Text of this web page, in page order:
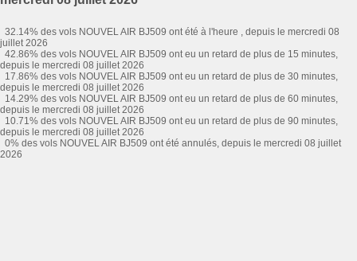
32.14% des vols NOUVEL AIR BJ509 ont été à l'heure , depuis le mercredi 08
juillet 2026
42.86% des vols NOUVEL AIR BJ509 ont eu un retard de plus de 15 minutes,
depuis le mercredi 08 juillet 2026
17.86% des vols NOUVEL AIR BJ509 ont eu un retard de plus de 30 minutes,
depuis le mercredi 08 juillet 2026
14.29% des vols NOUVEL AIR BJ509 ont eu un retard de plus de 60 minutes,
depuis le mercredi 08 juillet 2026
10.71% des vols NOUVEL AIR BJ509 ont eu un retard de plus de 90 minutes,
depuis le mercredi 08 juillet 2026
0% des vols NOUVEL AIR BJ509 ont été annulés, depuis le mercredi 08 juillet
2026